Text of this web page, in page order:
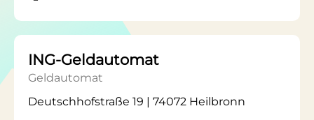
ING-Geldautomat
Geldautomat
Deutschhofstraße 19 | 74072 Heilbronn